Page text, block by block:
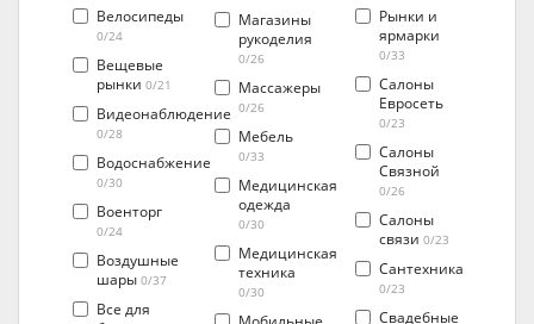
Велосипеды
0/24
Вещевые
рынки 0/21
Видеонаблюдение
0/28
Водоснабжение
0/30
Военторг
0/24
Воздушные
шары 0/37
Все для
Магазины
рукоделия
0/26
Массажеры
0/26
Мебель
0/33
Медицинская
одежда
0/30
Медицинская
техника
0/30
Рынки и
ярмарки
0/33
Салоны
Евросеть
0/23
Салоны
Связной
0/26
Салоны
связи0/23
Сантехника
0/23
Свадебные